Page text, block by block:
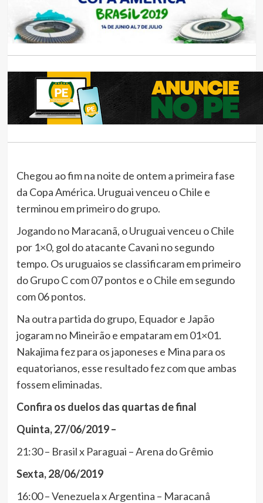
Chegou ao fim na noite de ontem a primeira fase
da Copa América. Uruguai venceu o Chile e
terminou em primeiro do grupo.
Jogando no Maracanã, o Uruguai venceu o Chile
por 1×0, gol do atacante Cavani no segundo
tempo. Os uruguaios se classificaram em primeiro
do Grupo C com 07 pontos e o Chile em segundo
com 06 pontos.
Na outra partida do grupo, Equador e Japão
jogaram no Mineirão e empataram em 01×01.
Nakajima fez para os japoneses e Mina para os
equatorianos, esse resultado fez com que ambas
fossem eliminadas.
Confira os duelos das quartas de final
Quinta, 27/06/2019 –
21:30 – Brasil x Paraguai – Arena do Grêmio
Sexta, 28/06/2019
16:00 – Venezuela x Argentina – Maracanâ